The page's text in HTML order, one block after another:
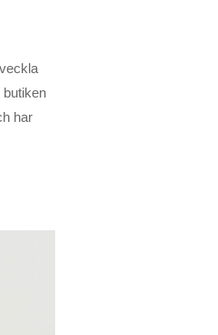
butiken
har